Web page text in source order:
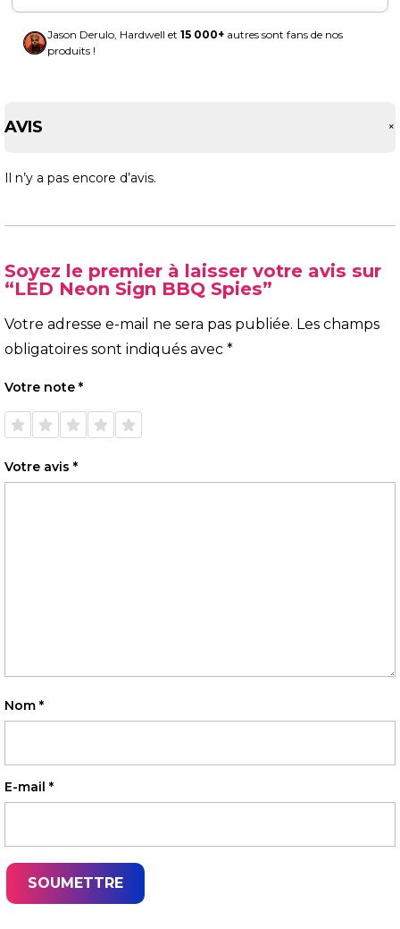
Jason Derulo, Hardwell et 15 000+ autres sont fans de nos
produits !
AVIS +
Il n’y a pas encore d’avis.
Soyez le premier à laisser votre avis sur
“LED Neon Sign BBQ Spies”
Votre adresse e-mail ne sera pas publiée. Les champs
obligatoires sont indiqués avec *
Votre note *
1 étoile
sur 5
2 étoiles
sur 5
3 étoiles
sur 5
4 étoiles
sur 5
5 étoiles
sur 5
Votre avis *
Nom *
E-mail *